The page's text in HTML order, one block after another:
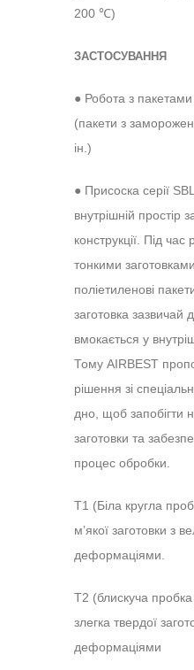
200 ℃)
ЗАСТОСУВАННЯ
● Робота з
(пакети з
ін.)
● Присоска серії
внутрішній простір
конструкції. Під
тонкими
поліетиленові
заготовка зазвичай
вмокається у
Тому AIRBEST
рішення зі
дно, щоб запобігти
заготовки та
процес обробки.
T1 (Біла кругла
м’якої заготовки з
деформаціями.
T2 (блискуча
злегка твердої
деформаціями